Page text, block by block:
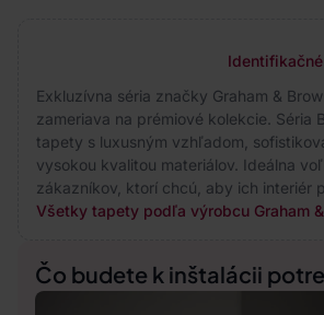
Exkluzívna séria značky Graham &
zameriava na prémiové kolekcie. Séria
tapety s luxusným vzhľadom,
vysokou kvalitou materiálov. Ideálna
zákazníkov, ktorí chcú, aby ich interiér
Všetky tapety podľa výrobcu Graham
Čo budete k inštalácii